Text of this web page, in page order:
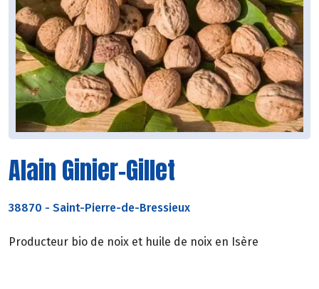
Alain Ginier-Gillet
38870 - Saint-Pierre-de-Bressieux
Producteur bio de noix et huile de noix en Isère